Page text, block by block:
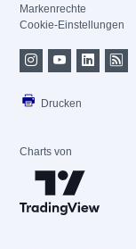
Markenrechte
Cookie-Einstellungen
Drucken
Charts von